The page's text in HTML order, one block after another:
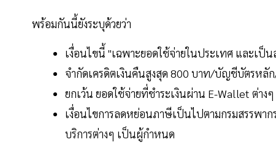
พร้อมกันนี้ยังระบุด้วยว่า
เงื่อนไขนี้ "เฉพาะยอดใช้จ่ายในประเทศ และเป็
จำกัดเครดิตเงินคืนสูงสุด 800 บาท/บัญชีบัตรหลัก
ยกเว้น ยอดใช้จ่ายที่ชำระเงินผ่าน E-Wallet ต่า
เงื่อนไขการลดหย่อนภาษีเป็นไปตามกรมสรรพา
บริการต่างๆ เป็นผู้กำหนด